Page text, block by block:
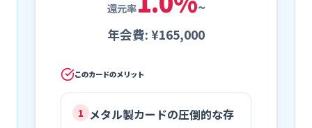
還元率 ~
年会費: ¥165,000
このカードのメリット
1 メタル製カードの圧倒的な存